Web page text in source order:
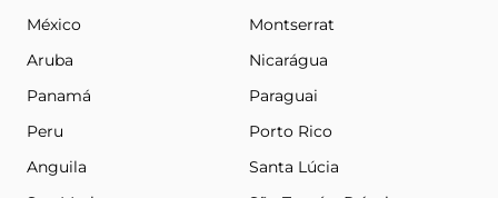
México
Montserrat
Aruba
Nicarágua
Panamá
Paraguai
Peru
Porto Rico
Anguila
Santa Lúcia